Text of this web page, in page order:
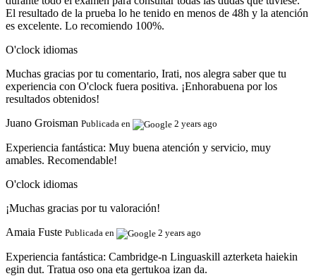
El resultado de la prueba lo he tenido en menos de 48h y la atención
es excelente. Lo recomiendo 100%.
O'clock idiomas
Muchas gracias por tu comentario, Irati, nos alegra saber que tu
experiencia con O'clock fuera positiva. ¡Enhorabuena por los
resultados obtenidos!
Juano Groisman Publicada en 2 years ago
Experiencia fantástica: Muy buena atención y servicio, muy
amables. Recomendable!
O'clock idiomas
¡Muchas gracias por tu valoración!
Amaia Fuste Publicada en 2 years ago
Experiencia fantástica: Cambridge-n Linguaskill azterketa haiekin
egin dut. Tratua oso ona eta gertukoa izan da.